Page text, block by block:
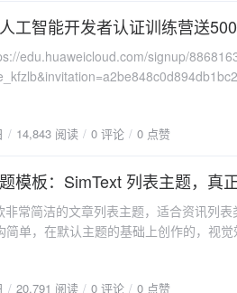
if ($xml === FALSE) { echo '解析 RSS 数据失败'; } else
// 检查页码是否有效 if ($page < 1) $page = 1; if
= $total_pages; // 计算当前页的起始索引和结束索引
间是服务器时间，或者根据需要调
DateTime 类或 strtotime + date 函数进行转换
// 格式化时间字符串 // 截取描述内容并
阅读更多</a>'; } else { $excerpt .= ' <a href="' . $link .
工智能开发者认证训练营送
edu.huaweicloud.com/signup/
该能过。我抽中的1.参考这个实验题，
AK SK好像一直报错。我也没搞明白。
据集，创建作业，最后obs桶策略要把权
14,843 阅读 0 评论 0 点赞
模板：SimText 列表主题，真
非常简洁的文章列表主题，适合资讯列
简单，在默认主题的基础上创作的，视
20,791 阅读 0 评论 0 点赞